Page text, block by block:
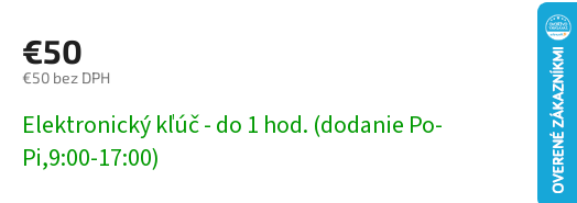
€50
€50 bez DPH
cena:
Elektronický kľúč - do 1 hod. (dodanie Po-
Pi,9:00-17:00)